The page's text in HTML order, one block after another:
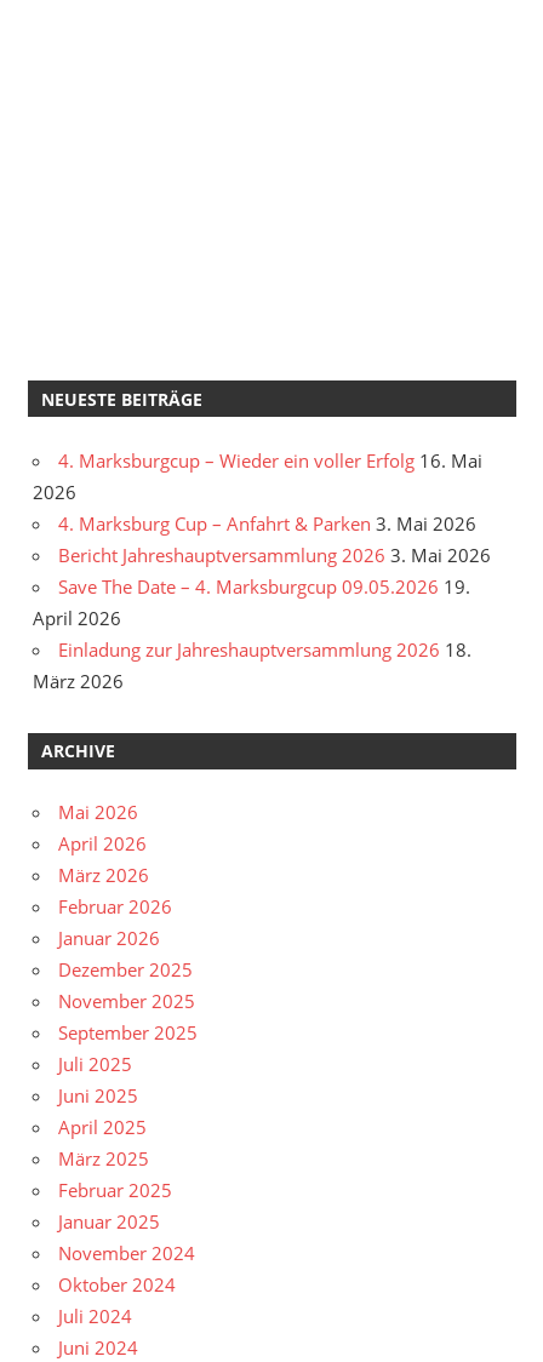
NEUESTE BEITRÄGE
4. Marksburgcup – Wieder ein voller Erfolg 16. Mai
2026
4. Marksburg Cup – Anfahrt & Parken 3. Mai 2026
Bericht Jahreshauptversammlung 2026 3. Mai 2026
Save The Date – 4. Marksburgcup 09.05.2026 19.
April 2026
Einladung zur Jahreshauptversammlung 2026 18.
März 2026
ARCHIVE
Mai 2026
April 2026
März 2026
Februar 2026
Januar 2026
Dezember 2025
November 2025
September 2025
Juli 2025
Juni 2025
April 2025
März 2025
Februar 2025
Januar 2025
November 2024
Oktober 2024
Juli 2024
Juni 2024